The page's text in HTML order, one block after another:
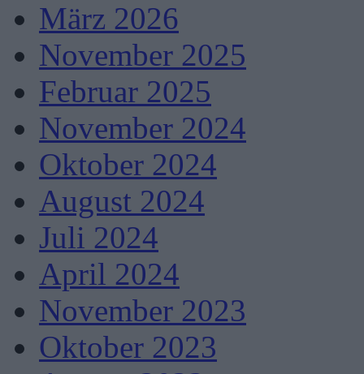
März 2026
November 2025
Februar 2025
November 2024
Oktober 2024
August 2024
Juli 2024
April 2024
November 2023
Oktober 2023